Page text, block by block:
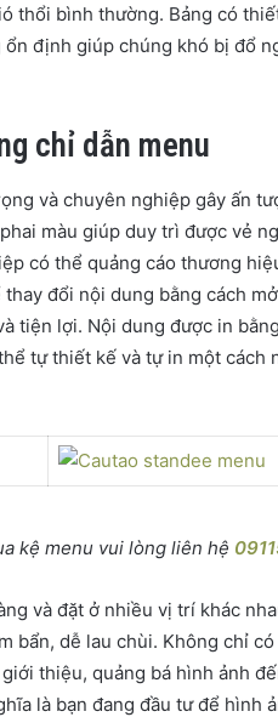
thổi bình thường. Bảng có
định giúp chúng khó bị đổ
chỉ dẫn menu
và chuyên nghiệp gây ấn
màu giúp duy trì được vẻ
có thể quảng cáo thương
đổi nội dung bằng cách
tiện lợi. Nội dung được in
tự thiết kế và tự in một cách
kệ menu vui lòng liên hệ
và đặt ở nhiều vị trí khác
bẩn, dễ lau chùi. Không chỉ
thiệu, quảng bá hình ảnh
là bạn đang đầu tư để hình